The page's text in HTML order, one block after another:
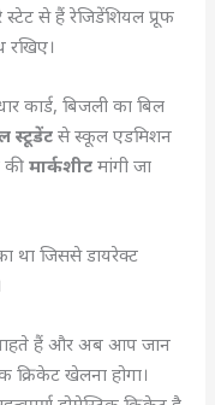
स्टेट से हैं रेजिडेंशियल प्रूफ
रखिए।
कार्ड, बिजली का बिल
स्टूडेंट से स्कूल एडमिशन
कीमार्कशीटमांगी जा
था जिससे डायरेक्ट
हैं और अब आप जान
खेलना होगा।